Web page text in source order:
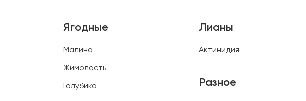
Ягодные
Малина
Жимолость
Голубика
Лианы
Актинидия
Разное